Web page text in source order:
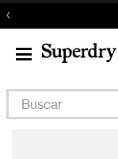
‹
Buscar